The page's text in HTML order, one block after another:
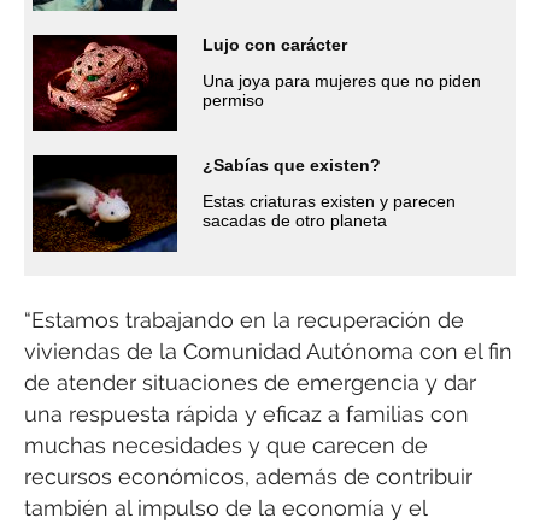
Lujo con carácter
Una joya para mujeres que no piden
permiso
¿Sabías que existen?
Estas criaturas existen y parecen
sacadas de otro planeta
“Estamos trabajando en la recuperación de
viviendas de la Comunidad Autónoma con el fin
de atender situaciones de emergencia y dar
una respuesta rápida y eficaz a familias con
muchas necesidades y que carecen de
recursos económicos, además de contribuir
también al impulso de la economía y el